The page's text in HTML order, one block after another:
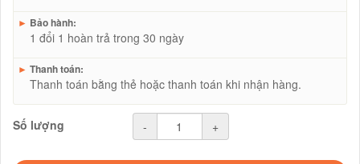
► Bảo hành:
1 đổi 1 hoàn trả trong 30 ngày
► Thanh toán:
Thanh toán bằng thẻ hoặc thanh toán khi nhận hàng.
Số lượng - +